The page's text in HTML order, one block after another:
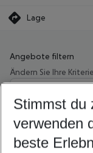
Lage
Angebote filtern
Ändern Sie Ihre
Wähle deinen
Beliebiger
Wähle deinen
Stimmst du
verwenden
beste